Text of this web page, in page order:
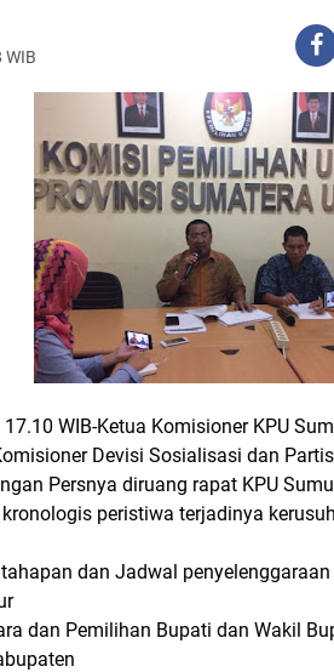
WIB
WIB-Ketua Komisioner KPU
Devisi Sosialisasi dan
Persnya diruang rapat KPU
peristiwa terjadinya
dan Jadwal
dan Pemilihan Bupati dan Wakil